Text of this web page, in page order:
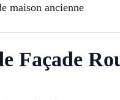
maison ancienne
Façade